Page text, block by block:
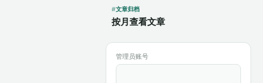
文章归档
按月查看文章
管理员账号